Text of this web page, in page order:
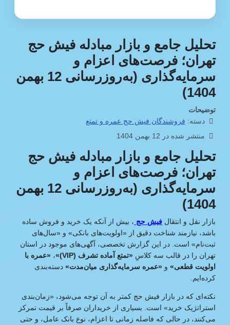
تحلیل جامع و بازار مبادله فیش حج
تهران؛ فرصت‌های اعزام و
سرمایه‌گذاری (به‌روزرسانی 12 بهمن
1404)
توضیحات
دسته: فروشندگان فیش حج عمره و تمتع
منتشر شده در 12 بهمن 1404
تحلیل جامع و بازار مبادله فیش حج
تهران؛ فرصت‌های اعزام و
سرمایه‌گذاری (به‌روزرسانی 12 بهمن
1404)
بازار نقل‌ و انتقال فیش حج ، بیش از آنکه یک خرید و فروش ساده
باشد، نیازمند شناخت دقیق از «اولویت‌های بانکی» و «سال‌های
ثبت‌نام» است. در این گزارش تخصصی، آگهی‌های موجود در استان
تهران را در قالب سه کلاسِ «تمتع آماده تشرف (VIP)» ، «عمره با
اولویت قطعی» و «عمره سرمایه‌گذاری میان‌مدت» دسته‌بندی
کرده‌ایم.
نکته‌ای که در بازار فیش حج کمتر به آن توجه می‌شود، «زمان‌بندی
استراتژیک خرید» است. بسیاری از خریداران صرفاً بر قیمت تمرکز
می‌کنند، در حالی‌ که فاصله زمانی تا اعزام، نوع بانک عامل، و حتی